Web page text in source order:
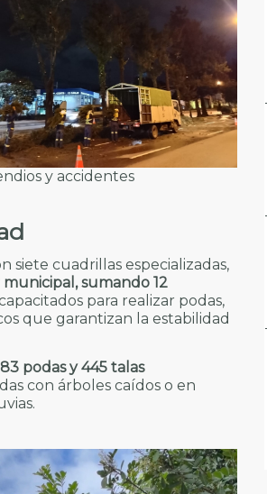
y accidentes
siete cuadrillas especializadas,
sumando 12
para realizar podas,
que garantizan la estabilidad
podas y 445 talas
con árboles caídos o en